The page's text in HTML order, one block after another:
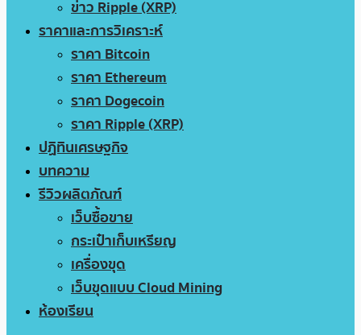
ข่าว Ripple (XRP)
ราคาและการวิเคราะห์
ราคา Bitcoin
ราคา Ethereum
ราคา Dogecoin
ราคา Ripple (XRP)
ปฏิทินเศรษฐกิจ
บทความ
รีวิวผลิตภัณฑ์
เว็บซื้อขาย
กระเป๋าเก็บเหรียญ
เครื่องขุด
เว็บขุดแบบ Cloud Mining
ห้องเรียน